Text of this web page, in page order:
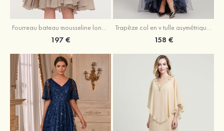
Fourreau bateau mousseline longueur genou robe de mère de la mariée avec appliqué plissé veste
197 €
Trapèze col en v tulle asymétrique robe de mère de la mariée
158 €